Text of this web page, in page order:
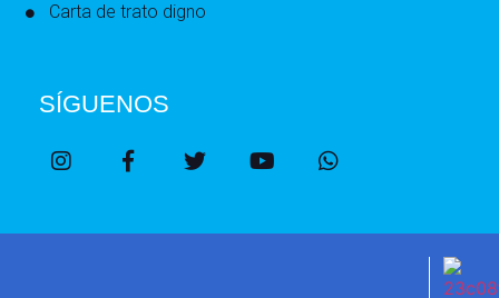
Carta de trato digno
SÍGUENOS